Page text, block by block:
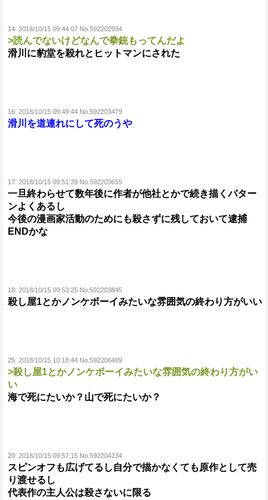
14: 2018/10/15 09:44:07 No.592202934
>読んでないけどなんで拳銃もってんだよ
滑川に豹堂を殺れとヒットマンにされた
16: 2018/10/15 09:49:44 No.592203479
滑川を道連れにして死のうや
17: 2018/10/15 09:51:39 No.592203655
一旦終わらせて数年後に作者が他社とかで続き描くパター
ンよくあるし
今後の漫画家活動のためにも殺さずに残しておいて逮捕
ENDかな
18: 2018/10/15 09:53:25 No.592203845
殺し屋1とかノンケボーイみたいな雰囲気の終わり方がいい
25: 2018/10/15 10:18:44 No.592206409
>殺し屋1とかノンケボーイみたいな雰囲気の終わり方がい
い
海で死にたいか？山で死にたいか？
20: 2018/10/15 09:57:15 No.592204234
スピンオフも広げてるし自分で描かなくても原作として売
り渡せるし
代表作の主人公は殺さないに限る